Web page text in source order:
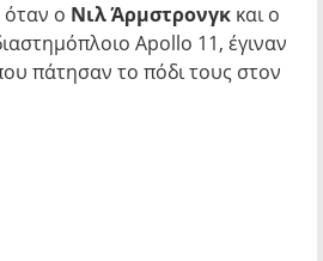
όταν ο Νιλ Άρμστρονγκ και ο
Apollo 11, έγιναν
πάτησαν το πόδι τους στον